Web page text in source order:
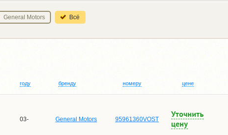
General Motors Всё
году бренду номеру цене
03- General Motors 95961360VOST
Уточнить
цену